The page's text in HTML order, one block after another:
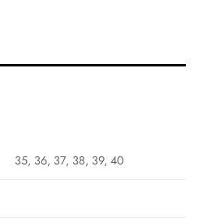
35, 36, 37, 38, 39, 40